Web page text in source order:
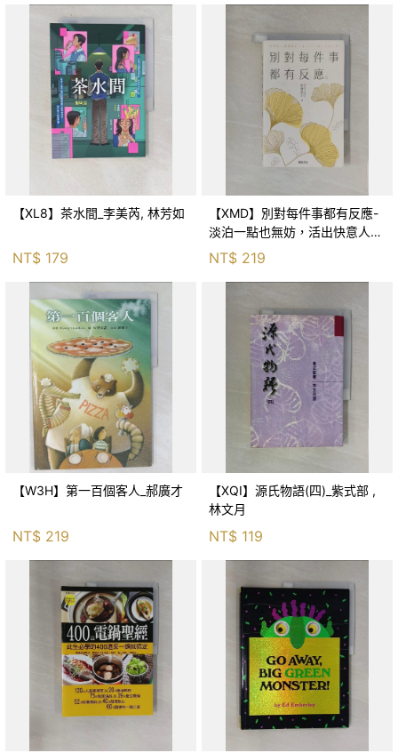
【XL8】茶水間_李美芮, 林芳如
NT$ 179
【XMD】別對每件事都有反應-
淡泊一點也無妨，活出快意人生
的99個禪練習！_枡野俊明, 黃
薇嬪
NT$ 219
【W3H】第一百個客人_郝廣才
NT$ 219
【XQI】源氏物語(四)_紫式部 ,
林文月
NT$ 119